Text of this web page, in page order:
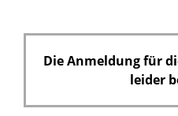
Die Anmeldung für
leider